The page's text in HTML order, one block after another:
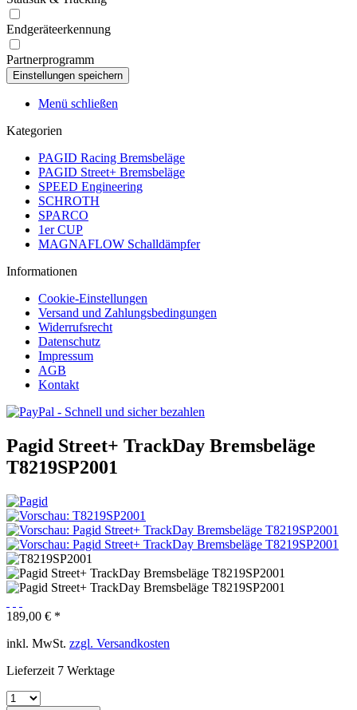
Endgeräteerkennung
Partnerprogramm
Menü schließen
Kategorien
PAGID Racing Bremsbeläge
PAGID Street+ Bremsbeläge
SPEED Engineering
SCHROTH
SPARCO
1er CUP
MAGNAFLOW Schalldämpfer
Informationen
Cookie-Einstellungen
Versand und Zahlungsbedingungen
Widerrufsrecht
Datenschutz
Impressum
AGB
Kontakt
Pagid Street+ TrackDay Bremsbeläge
T8219SP2001
189,00 € *
inkl. MwSt. zzgl. Versandkosten
Lieferzeit 7 Werktage